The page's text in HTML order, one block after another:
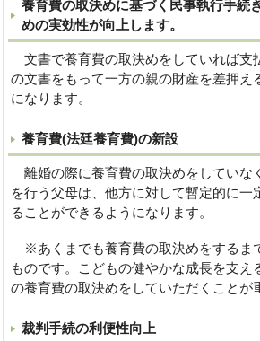
養育費の取決めに基づく民事執行手続
めの実効性が向上します。
文書で養育費の取決めをしていれば支
の文書をもって一方の親の財産を差押え
になります。
養育費(法廷養育費)の新設
離婚の際に養育費の取決めをしていな
を行う父母は、他方に対して暫定的に一
ることができるようになります。
※あくまでも養育費の取決めをするま
ものです。こどもの健やかな成長を支え
の養育費の取決めをしていただくことが
裁判手続の利便性向上